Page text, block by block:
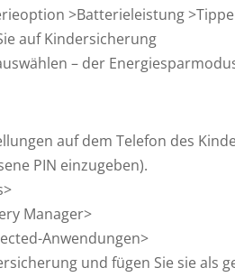
>Batterieleistung
auf Kindersicherung
– der
auf dem Telefon des
PIN einzugeben).
Manager>
Anwendungen>
und fügen Sie sie als